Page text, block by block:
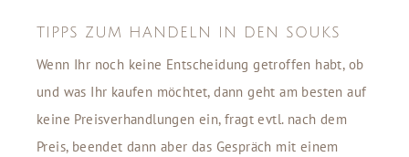
TIPPS ZUM HANDELN IN DEN SOUKS
Wenn Ihr noch keine Entscheidung getroffen habt, ob
und was Ihr kaufen möchtet, dann geht am besten auf
keine Preisverhandlungen ein, fragt evtl. nach dem
Preis, beendet dann aber das Gespräch mit einem